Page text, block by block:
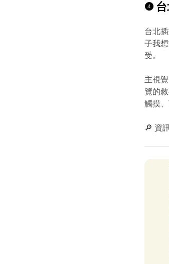
❹
台北
子我
受。
主視
覽的
觸摸
🔎 資